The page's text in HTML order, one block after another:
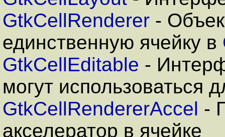
GtkCellRenderer -
единственную ячейку в
GtkCellEditable -
могут использоваться
GtkCellRendererAccel -
акселератор в ячейке